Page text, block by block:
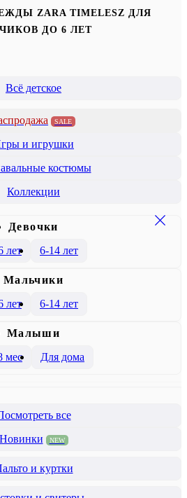
ZARA TIMELESZ ДЛЯ
ДО 6 ЛЕТ
Всё детское
SALE
и игрушки
костюмы
Коллекции
Девочки
лет
6-14 лет
Mальчики
лет
6-14 лет
Малыши
мес
Для дома
все
Новинки
NEW
и куртки